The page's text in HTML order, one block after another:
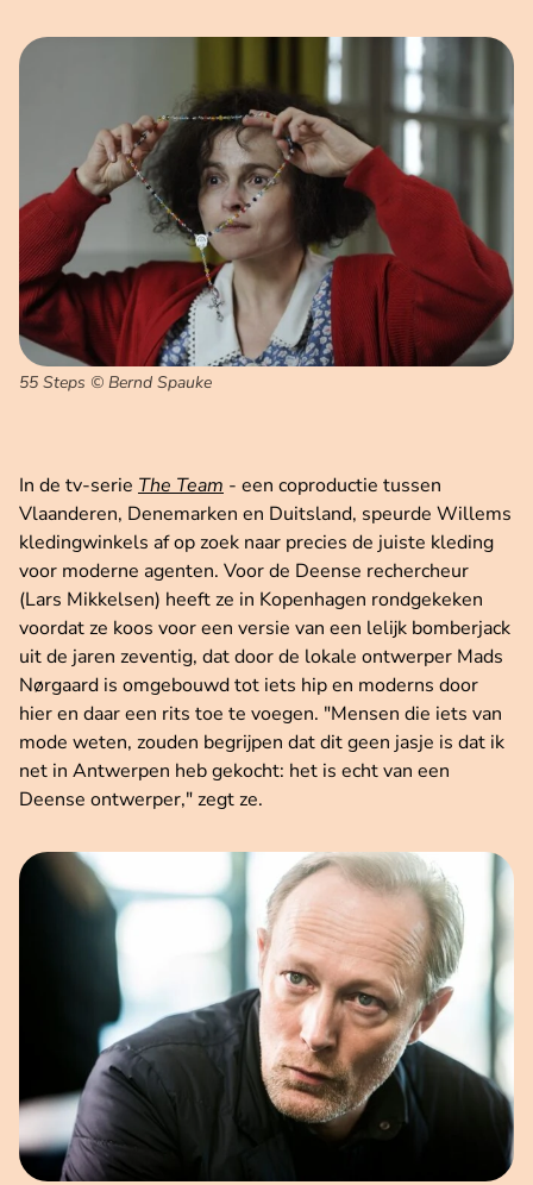
55 Steps © Bernd Spauke
In de tv-serie The Team - een coproductie tussen
Vlaanderen, Denemarken en Duitsland, speurde Willems
kledingwinkels af op zoek naar precies de juiste kleding
voor moderne agenten. Voor de Deense rechercheur
(Lars Mikkelsen) heeft ze in Kopenhagen rondgekeken
voordat ze koos voor een versie van een lelijk bomberjack
uit de jaren zeventig, dat door de lokale ontwerper Mads
Nørgaard is omgebouwd tot iets hip en moderns door
hier en daar een rits toe te voegen. "Mensen die iets van
mode weten, zouden begrijpen dat dit geen jasje is dat ik
net in Antwerpen heb gekocht: het is echt van een
Deense ontwerper," zegt ze.